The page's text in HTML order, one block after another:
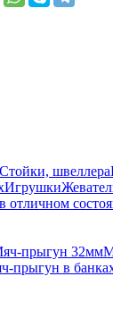
Стойки, швеллера
Игрушки
отличном
прыгун 32мм
прыгун в